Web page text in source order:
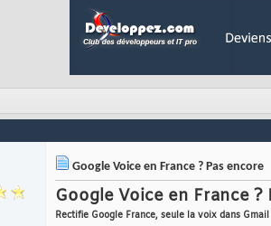
Google Voice en France ? Pas encore
Google Voice en France ?
Rectifie Google France, seule la voix dans